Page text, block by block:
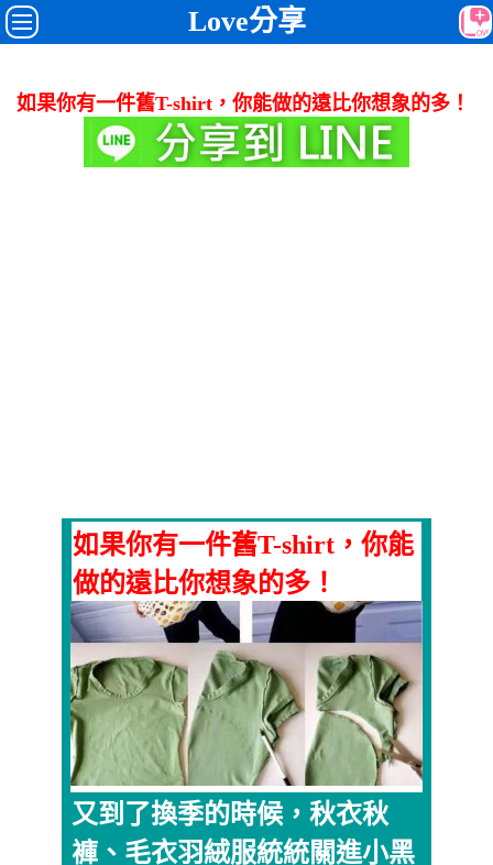
Love分享
如果你有一件舊T-shirt，你能做的遠比你想象的多！
如果你有一件舊T-shirt，你能
做的遠比你想象的多！
又到了換季的時候，秋衣秋
褲、毛衣羽絨服統統關進小黑